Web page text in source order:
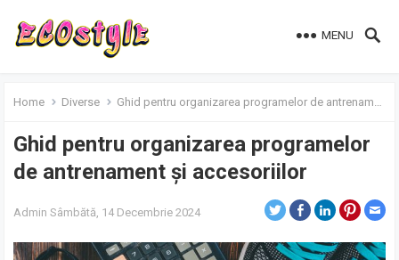
MENU
Home Diverse Ghid pentru organizarea programelor de antrenament și accesoriilor
Ghid pentru organizarea programelor
de antrenament și accesoriilor
Admin Sâmbătă, 14 Decembrie 2024